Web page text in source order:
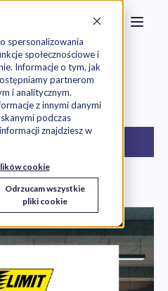
spersonalizowania
społecznościowe i
Informacje o tym, jak
partnerom
i analitycznym.
z innymi danymi
podczas
znajdziesz w
cookie
Odrzucam wszystkie
pliki cookie
Szukaj na stronie
Skontaktuj
IT